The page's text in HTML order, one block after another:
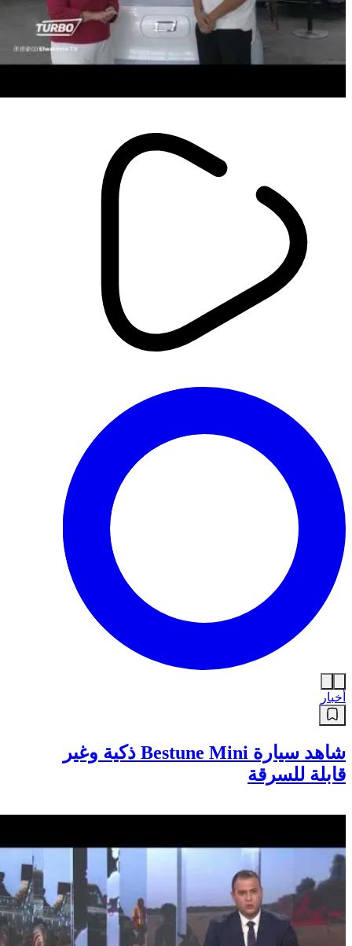
أخبار
شاهد سيارة Bestune Mini ذكية وغير
قابلة للسرقة